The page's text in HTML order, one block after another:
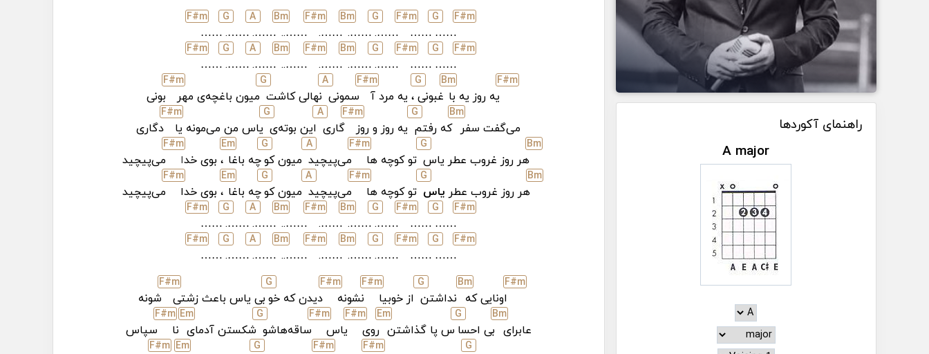
راهنمای آکوردها
A major
F#m
……
G
……
F#m
…….
G
…….
Bm
…….
F#m
……..
Bm
…….
A
…….
G
……
F#m
F#m
……
G
……
F#m
…….
G
…….
Bm
…….
F#m
……..
Bm
…….
A
…….
G
……
F#m
F#m
یه روز یه با
Bm
غبونی
G
، یه مرد آ
F#m
سمونی
A
نهالی کاشت
G
میون باغچه‌ی مهر
F#m
بونی
می‌گفت سفر
Bm
که رفتم
G
یه روز و روز
F#m
گاری
A
این بوته‌ی
G
یاس من می‌‌مونه یا
F#m
دگاری
Bm
هر روز غروب عطر یاس
G
تو کوچه ها
F#m
می‌پیچید
A
میون کو
G
چه باغا
Em
، بوی خدا
F#m
می‌پیچید
Bm
هر روز غروب عطر یاس
G
تو کوچه ها
F#m
می‌پیچید
A
میون کو
G
چه باغا
Em
، بوی خدا
F#m
می‌پیچید
F#m
……
G
……
F#m
…….
G
…….
Bm
…….
F#m
……..
Bm
…….
A
…….
G
……
F#m
F#m
……
G
……
F#m
…….
G
…….
Bm
…….
F#m
……..
Bm
…….
A
…….
G
……
F#m
F#m
اونایی که
Bm
نداشتن
G
از خوبیا
F#m
نشونه
F#m
دیدن که خو
G
بی یاس باعث زشتی
F#m
شونه
عابرای
Bm
بی احسا
G
س پا گذاشتن
Em
روی
F#m
یاس
F#m
ساقه‌هاشو
G
شکستن آدمای
Em
نا
F#m
سپاس
G
F#m
F#m
G
Em
F#m